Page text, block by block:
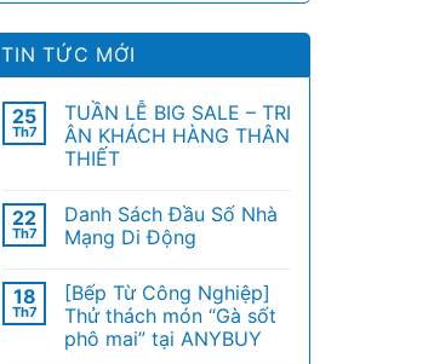
TIN TỨC MỚI
25
Th7
TUẦN LỄ BIG SALE – TRI
ÂN KHÁCH HÀNG THÂN
THIẾT
22
Th7
Danh Sách Đầu Số Nhà
Mạng Di Động
18
Th7
[Bếp Từ Công Nghiệp]
Thử thách món “Gà sốt
phô mai” tại ANYBUY